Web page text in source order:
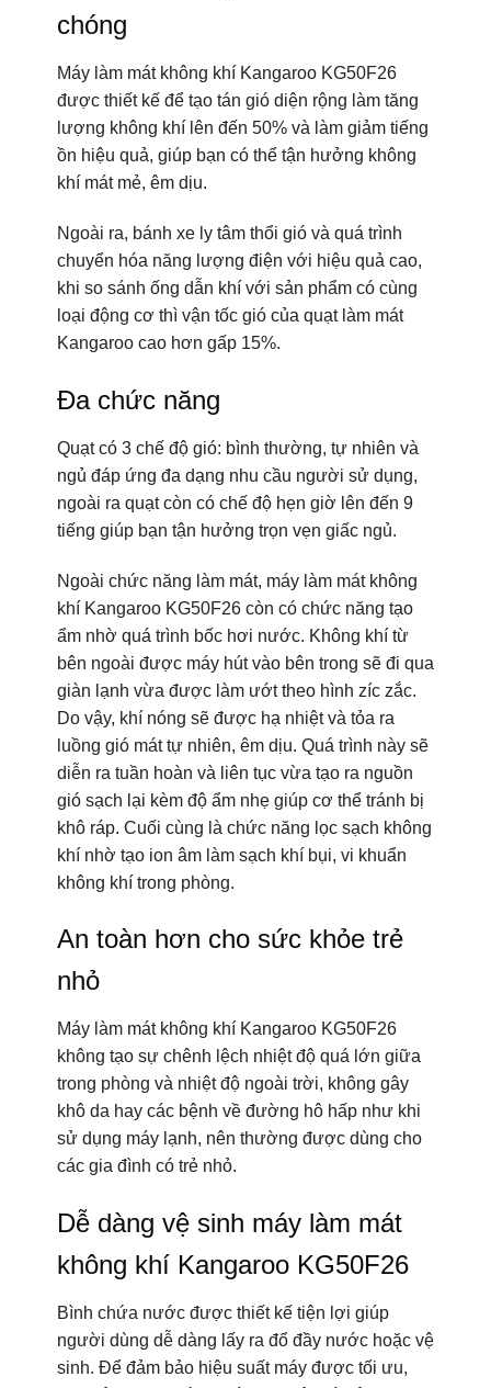
chóng
Máy làm mát không khí Kangaroo KG50F26
được thiết kế để tạo tán gió diện rộng làm tăng
lượng không khí lên đến 50% và làm giảm tiếng
ồn hiệu quả, giúp bạn có thể tận hưởng không
khí mát mẻ, êm dịu.
Ngoài ra, bánh xe ly tâm thổi gió và quá trình
chuyển hóa năng lượng điện với hiệu quả cao,
khi so sánh ống dẫn khí với sản phẩm có cùng
loại động cơ thì vận tốc gió của quạt làm mát
Kangaroo cao hơn gấp 15%.
Đa chức năng
Quạt có 3 chế độ gió: bình thường, tự nhiên và
ngủ đáp ứng đa dạng nhu cầu người sử dụng,
ngoài ra quạt còn có chế độ hẹn giờ lên đến 9
tiếng giúp bạn tận hưởng trọn vẹn giấc ngủ.
Ngoài chức năng làm mát, máy làm mát không
khí Kangaroo KG50F26 còn có chức năng tạo
ẩm nhờ quá trình bốc hơi nước. Không khí từ
bên ngoài được máy hút vào bên trong sẽ đi qua
giàn lạnh vừa được làm ướt theo hình zíc zắc.
Do vậy, khí nóng sẽ được hạ nhiệt và tỏa ra
luồng gió mát tự nhiên, êm dịu. Quá trình này sẽ
diễn ra tuần hoàn và liên tục vừa tạo ra nguồn
gió sạch lại kèm độ ẩm nhẹ giúp cơ thể tránh bị
khô ráp. Cuối cùng là chức năng lọc sạch không
khí nhờ tạo ion âm làm sạch khí bụi, vi khuẩn
không khí trong phòng.
An toàn hơn cho sức khỏe trẻ
nhỏ
Máy làm mát không khí Kangaroo KG50F26
không tạo sự chênh lệch nhiệt độ quá lớn giữa
trong phòng và nhiệt độ ngoài trời, không gây
khô da hay các bệnh về đường hô hấp như khi
sử dụng máy lạnh, nên thường được dùng cho
các gia đình có trẻ nhỏ.
Dễ dàng vệ sinh máy làm mát
không khí Kangaroo KG50F26
Bình chứa nước được thiết kế tiện lợi giúp
người dùng dễ dàng lấy ra đổ đầy nước hoặc vệ
sinh. Để đảm bảo hiệu suất máy được tối ưu,